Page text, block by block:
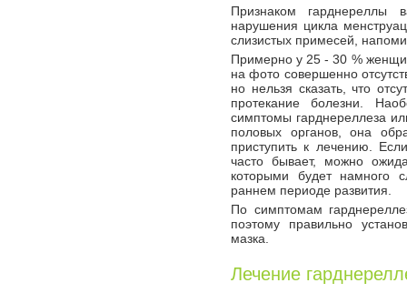
Признаком гарднереллы
нарушения цикла
слизистых примесей,
Примерно у 25 - 30 %
на фото совершенно
но нельзя сказать, что
протекание болезни.
симптомы гарднереллеза
половых органов, она
приступить к лечению.
часто бывает, можно
которыми будет намного
раннем периоде развития.
По симптомам
поэтому правильно
мазка.
Лечение